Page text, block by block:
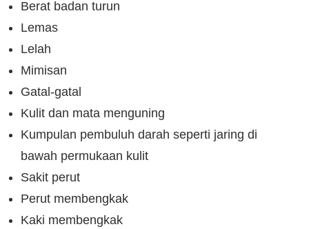
Berat badan turun
Lemas
Lelah
Mimisan
Gatal-gatal
Kulit dan mata menguning
Kumpulan pembuluh darah seperti jaring di
bawah permukaan kulit
Sakit perut
Perut membengkak
Kaki membengkak